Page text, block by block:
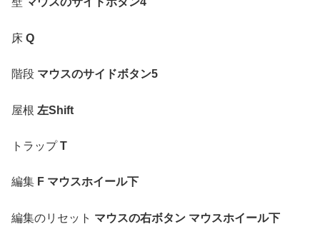
床 Q
階段 マウスのサイドボタン5
屋根 左Shift
トラップT
編集 F マウスホイール下
編集のリセット マウスの右ボタン マウスホイール下